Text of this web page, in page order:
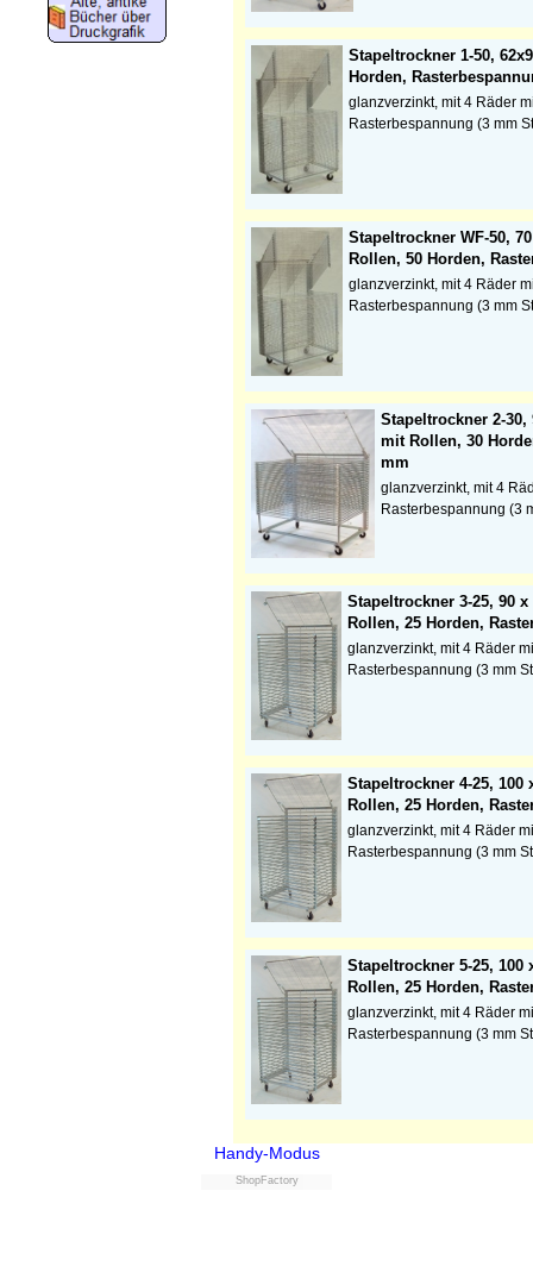
Stapeltrockner 1-50,
Horden,
glanzverzinkt, mit 4 Räder
Rasterbespannung (3 mm
Stapeltrockner WF-50,
Rollen, 50 Horden,
glanzverzinkt, mit 4 Räder
Rasterbespannung (3 mm
Stapeltrockner 2-30,
mit Rollen, 30
mm
glanzverzinkt, mit 4
Rasterbespannung (3
Stapeltrockner 3-25, 90
Rollen, 25 Horden,
glanzverzinkt, mit 4 Räder
Rasterbespannung (3 mm
Stapeltrockner 4-25, 100
Rollen, 25 Horden,
glanzverzinkt, mit 4 Räder
Rasterbespannung (3 mm
Stapeltrockner 5-25, 100
Rollen, 25 Horden,
glanzverzinkt, mit 4 Räder
Rasterbespannung (3 mm
Handy-Modus
ShopFactory